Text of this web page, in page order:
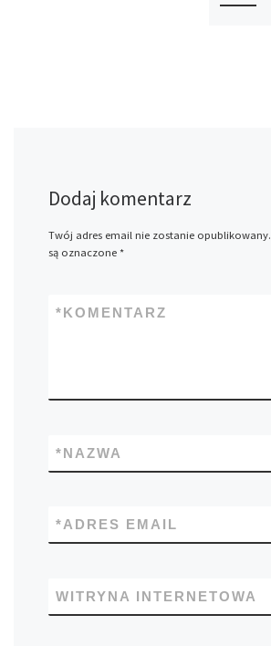
Dodaj komentarz
Twój adres email nie zostanie opublikowany.
są oznaczone *
KOMENTARZ
*
NAZWA
*
ADRES EMAIL
*
WITRYNA INTERNETOWA